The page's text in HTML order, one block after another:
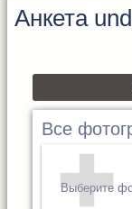
Анкета
Все
Выберите